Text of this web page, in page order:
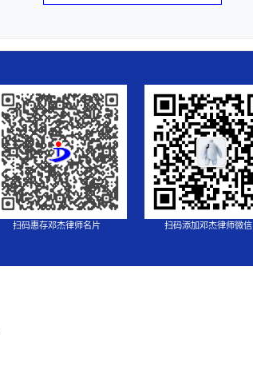
扫码惠存邓杰律师名片 扫码添加邓杰律师微信